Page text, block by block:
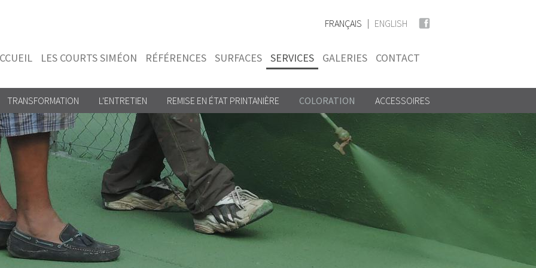
FRANÇAIS ENGLISH
LES COURTS SIMÉON RÉFÉRENCES SURFACES SERVICES GALERIES CONTACT
TRANSFORMATION L'ENTRETIEN REMISE EN ÉTAT PRINTANIÈRE COLORATION ACCESSOIRES